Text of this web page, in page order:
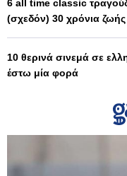
6 all time classic
(σχεδόν) 30 χρόνια ζωής
10 θερινά σινεμά σε
έστω μία φορά